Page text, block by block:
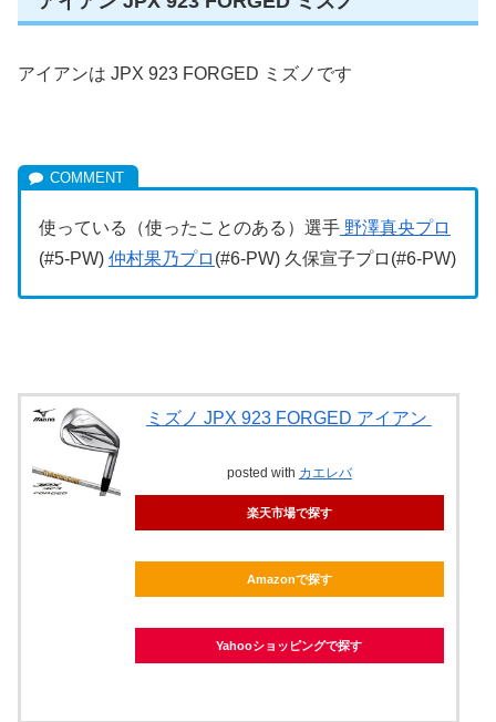
アイアンは JPX 923 FORGED ミズノです
使っている（使ったことのある）選手 野澤真央プロ
(#5-PW) 仲村果乃プロ (#6-PW) 久保宣子プロ(#6-PW)
ミズノ JPX 923 FORGED アイアン
posted with カエレバ
楽天市場で探す
Amazonで探す
Yahooショッピングで探す